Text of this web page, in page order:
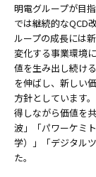
明電グループが目
では継続的なQCD
ループの成長には
変化する事業環境
値を生み出し続け
を伸ばし、新しい
方針としています
得しながら価値を
波」「パワーケミ
学）」「デジタル
た。